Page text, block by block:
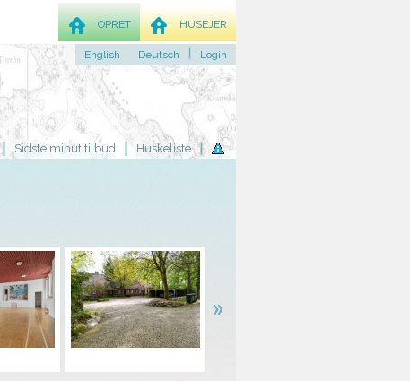
Sidste minut tilbud Huskeliste
HUSEJER
OPRET
English Deutsch Login